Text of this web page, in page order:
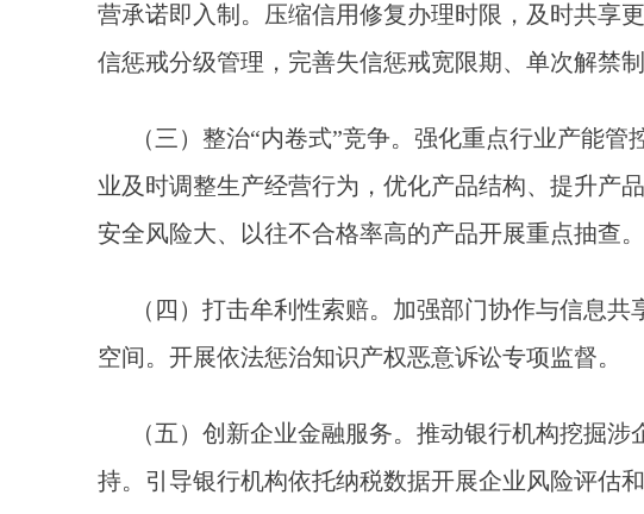
营承诺即入制。压缩信用修复办理时限，及时共享
信惩戒分级管理，完善失信惩戒宽限期、单次解禁制
（三）整治“内卷式”竞争。强化重点行业产能
业及时调整生产经营行为，优化产品结构、提升产
安全风险大、以往不合格率高的产品开展重点抽查。
（四）打击牟利性索赔。加强部门协作与信息
空间。开展依法惩治知识产权恶意诉讼专项监督。
（五）创新企业金融服务。推动银行机构挖掘
持。引导银行机构依托纳税数据开展企业风险评估